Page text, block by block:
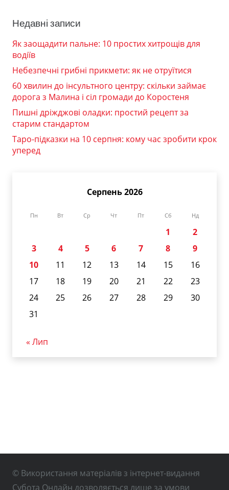
Недавні записи
Як заощадити пальне: 10 простих хитрощів для
водіїв
Небезпечні грибні прикмети: як не отруїтися
60 хвилин до інсультного центру: скільки займає
дорога з Малина і сіл громади до Коростеня
Пишні дріжджові оладки: простий рецепт за
старим стандартом
Таро-підказки на 10 серпня: кому час зробити крок
уперед
Серпень 2026
Пн Вт Ср Чт Пт Сб Нд
1
2
3
4 5 6 7 8
9
10
11 12 13 14 15
16
17
18 19 20 21 22
23
24
25 26 27 28 29
30
31
« Лип
© Використання матеріалів з інтернет-видання
Субота Онлайн дозволяється лише за умови